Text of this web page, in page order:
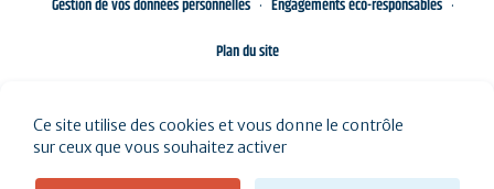
Gestion de vos données personnelles
Engagements éco-responsables
Plan du site
Ce site utilise des cookies et vous donne le contrôle
sur ceux que vous souhaitez activer